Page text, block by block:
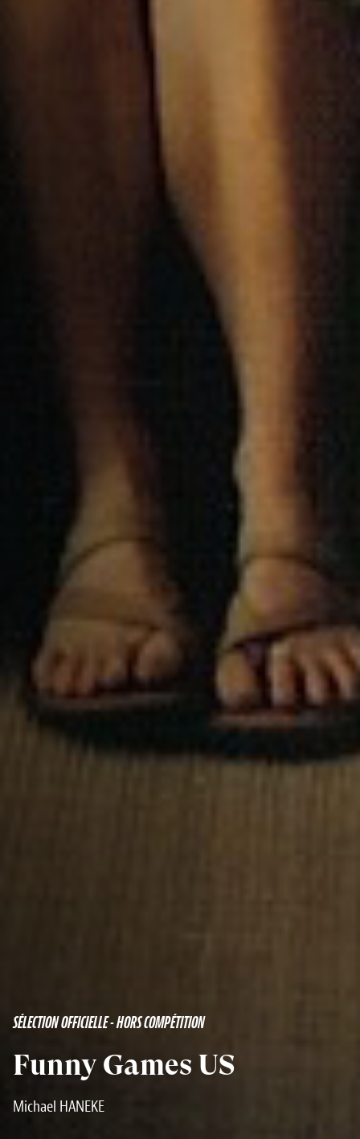
SÉLECTION OFFICIELLE - HORS COMPÉTITION
Funny Games US
Michael HANEKE